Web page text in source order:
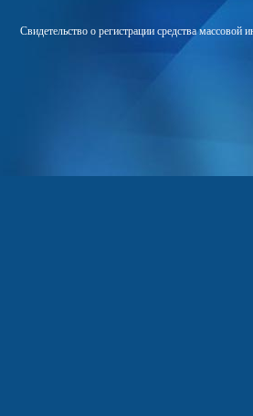
Свидетельство о регистрации средства